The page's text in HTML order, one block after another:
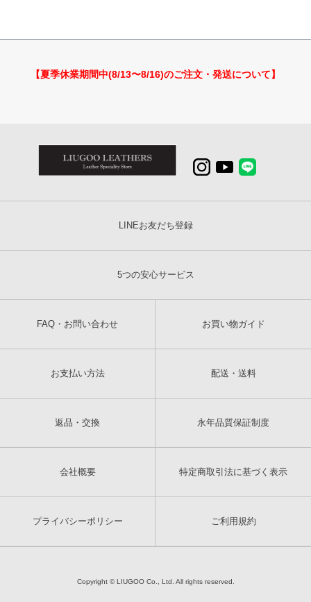
【夏季休業期間中(8/13〜8/16)のご注文・発送について】
LINEお友だち登録
5つの安心サービス
FAQ・お問い合わせ お買い物ガイド
お支払い方法 配送・送料
返品・交換 永年品質保証制度
会社概要 特定商取引法に基づく表示
プライバシーポリシー ご利用規約
Copyright © LIUGOO Co., Ltd. All rights reserved.